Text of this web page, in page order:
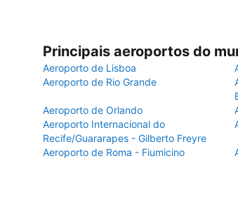
Principais aeroportos do
Aeroporto de Lisboa
Aeroporto de Rio Grande
Aeroporto de Orlando
Aeroporto Internacional do
Recife/Guararapes - Gilberto Freyre
Aeroporto de Roma - Fiumicino